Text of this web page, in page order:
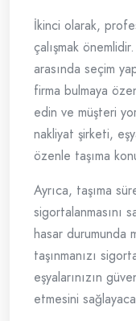
İkinci olarak,
çalışmak
arasında seçim
firma bulmaya
edin ve müşteri
nakliyat şirketi,
özenle taşıma
Ayrıca, taşıma
sigortalanmasını
hasar durumunda
taşınmanızı
eşyalarınızın
etmesini